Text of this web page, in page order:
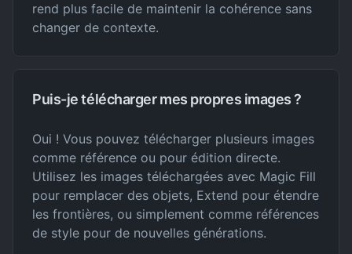
rend plus facile de maintenir la cohérence sans
changer de contexte.
Puis-je télécharger mes propres images ?
Oui ! Vous pouvez télécharger plusieurs images
comme référence ou pour édition directe.
Utilisez les images téléchargées avec Magic Fill
pour remplacer des objets, Extend pour étendre
les frontières, ou simplement comme références
de style pour de nouvelles générations.